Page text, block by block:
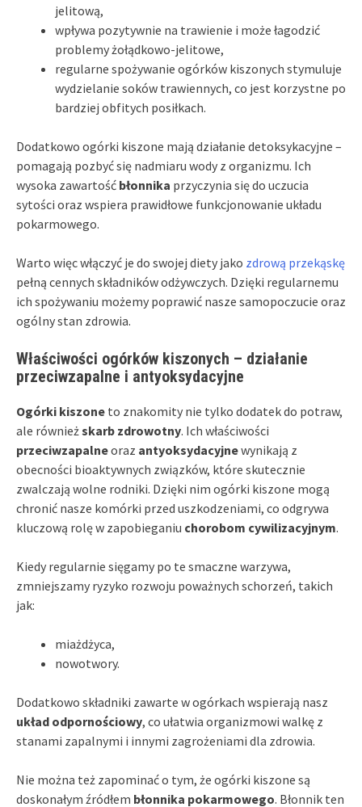
jelitową,
wpływa pozytywnie na trawienie i może łagodzić
problemy żołądkowo-jelitowe,
regularne spożywanie ogórków kiszonych stymuluje
wydzielanie soków trawiennych, co jest korzystne po
bardziej obfitych posiłkach.
Dodatkowo ogórki kiszone mają działanie detoksykacyjne –
pomagają pozbyć się nadmiaru wody z organizmu. Ich
wysoka zawartość błonnika przyczynia się do uczucia
sytości oraz wspiera prawidłowe funkcjonowanie układu
pokarmowego.
Warto więc włączyć je do swojej diety jako zdrową przekąskę
pełną cennych składników odżywczych. Dzięki regularnemu
ich spożywaniu możemy poprawić nasze samopoczucie oraz
ogólny stan zdrowia.
Właściwości ogórków kiszonych – działanie
przeciwzapalne i antyoksydacyjne
Ogórki kiszone to znakomity nie tylko dodatek do potraw,
ale równieżskarb zdrowotny. Ich właściwości
przeciwzapalneoraz antyoksydacyjnewynikają z
obecności bioaktywnych związków, które skutecznie
zwalczają wolne rodniki. Dzięki nim ogórki kiszone mogą
chronić nasze komórki przed uszkodzeniami, co odgrywa
kluczową rolę w zapobieganiu chorobom cywilizacyjnym.
Kiedy regularnie sięgamy po te smaczne warzywa,
zmniejszamy ryzyko rozwoju poważnych schorzeń, takich
jak:
miażdżyca,
nowotwory.
Dodatkowo składniki zawarte w ogórkach wspierają nasz
układ odpornościowy, co ułatwia organizmowi walkę z
stanami zapalnymi i innymi zagrożeniami dla zdrowia.
Nie można też zapominać o tym, że ogórki kiszone są
doskonałym źródłem błonnika pokarmowego. Błonnik ten